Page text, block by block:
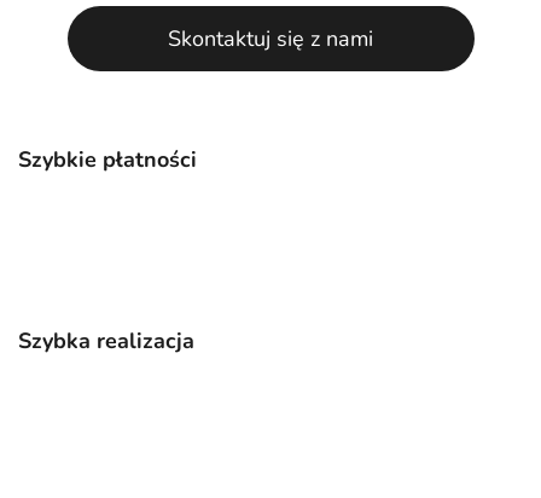
Szybkie płatności
Szybka realizacja
Skontaktuj się z nami